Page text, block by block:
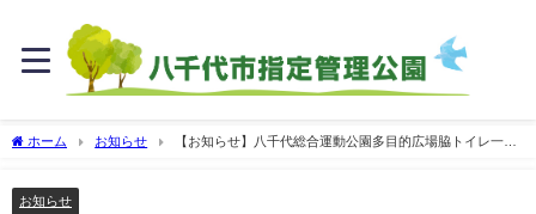
ホーム お知らせ
【お知らせ】八千代総合運動公園多目的広場脇トイレ一部
お知らせ